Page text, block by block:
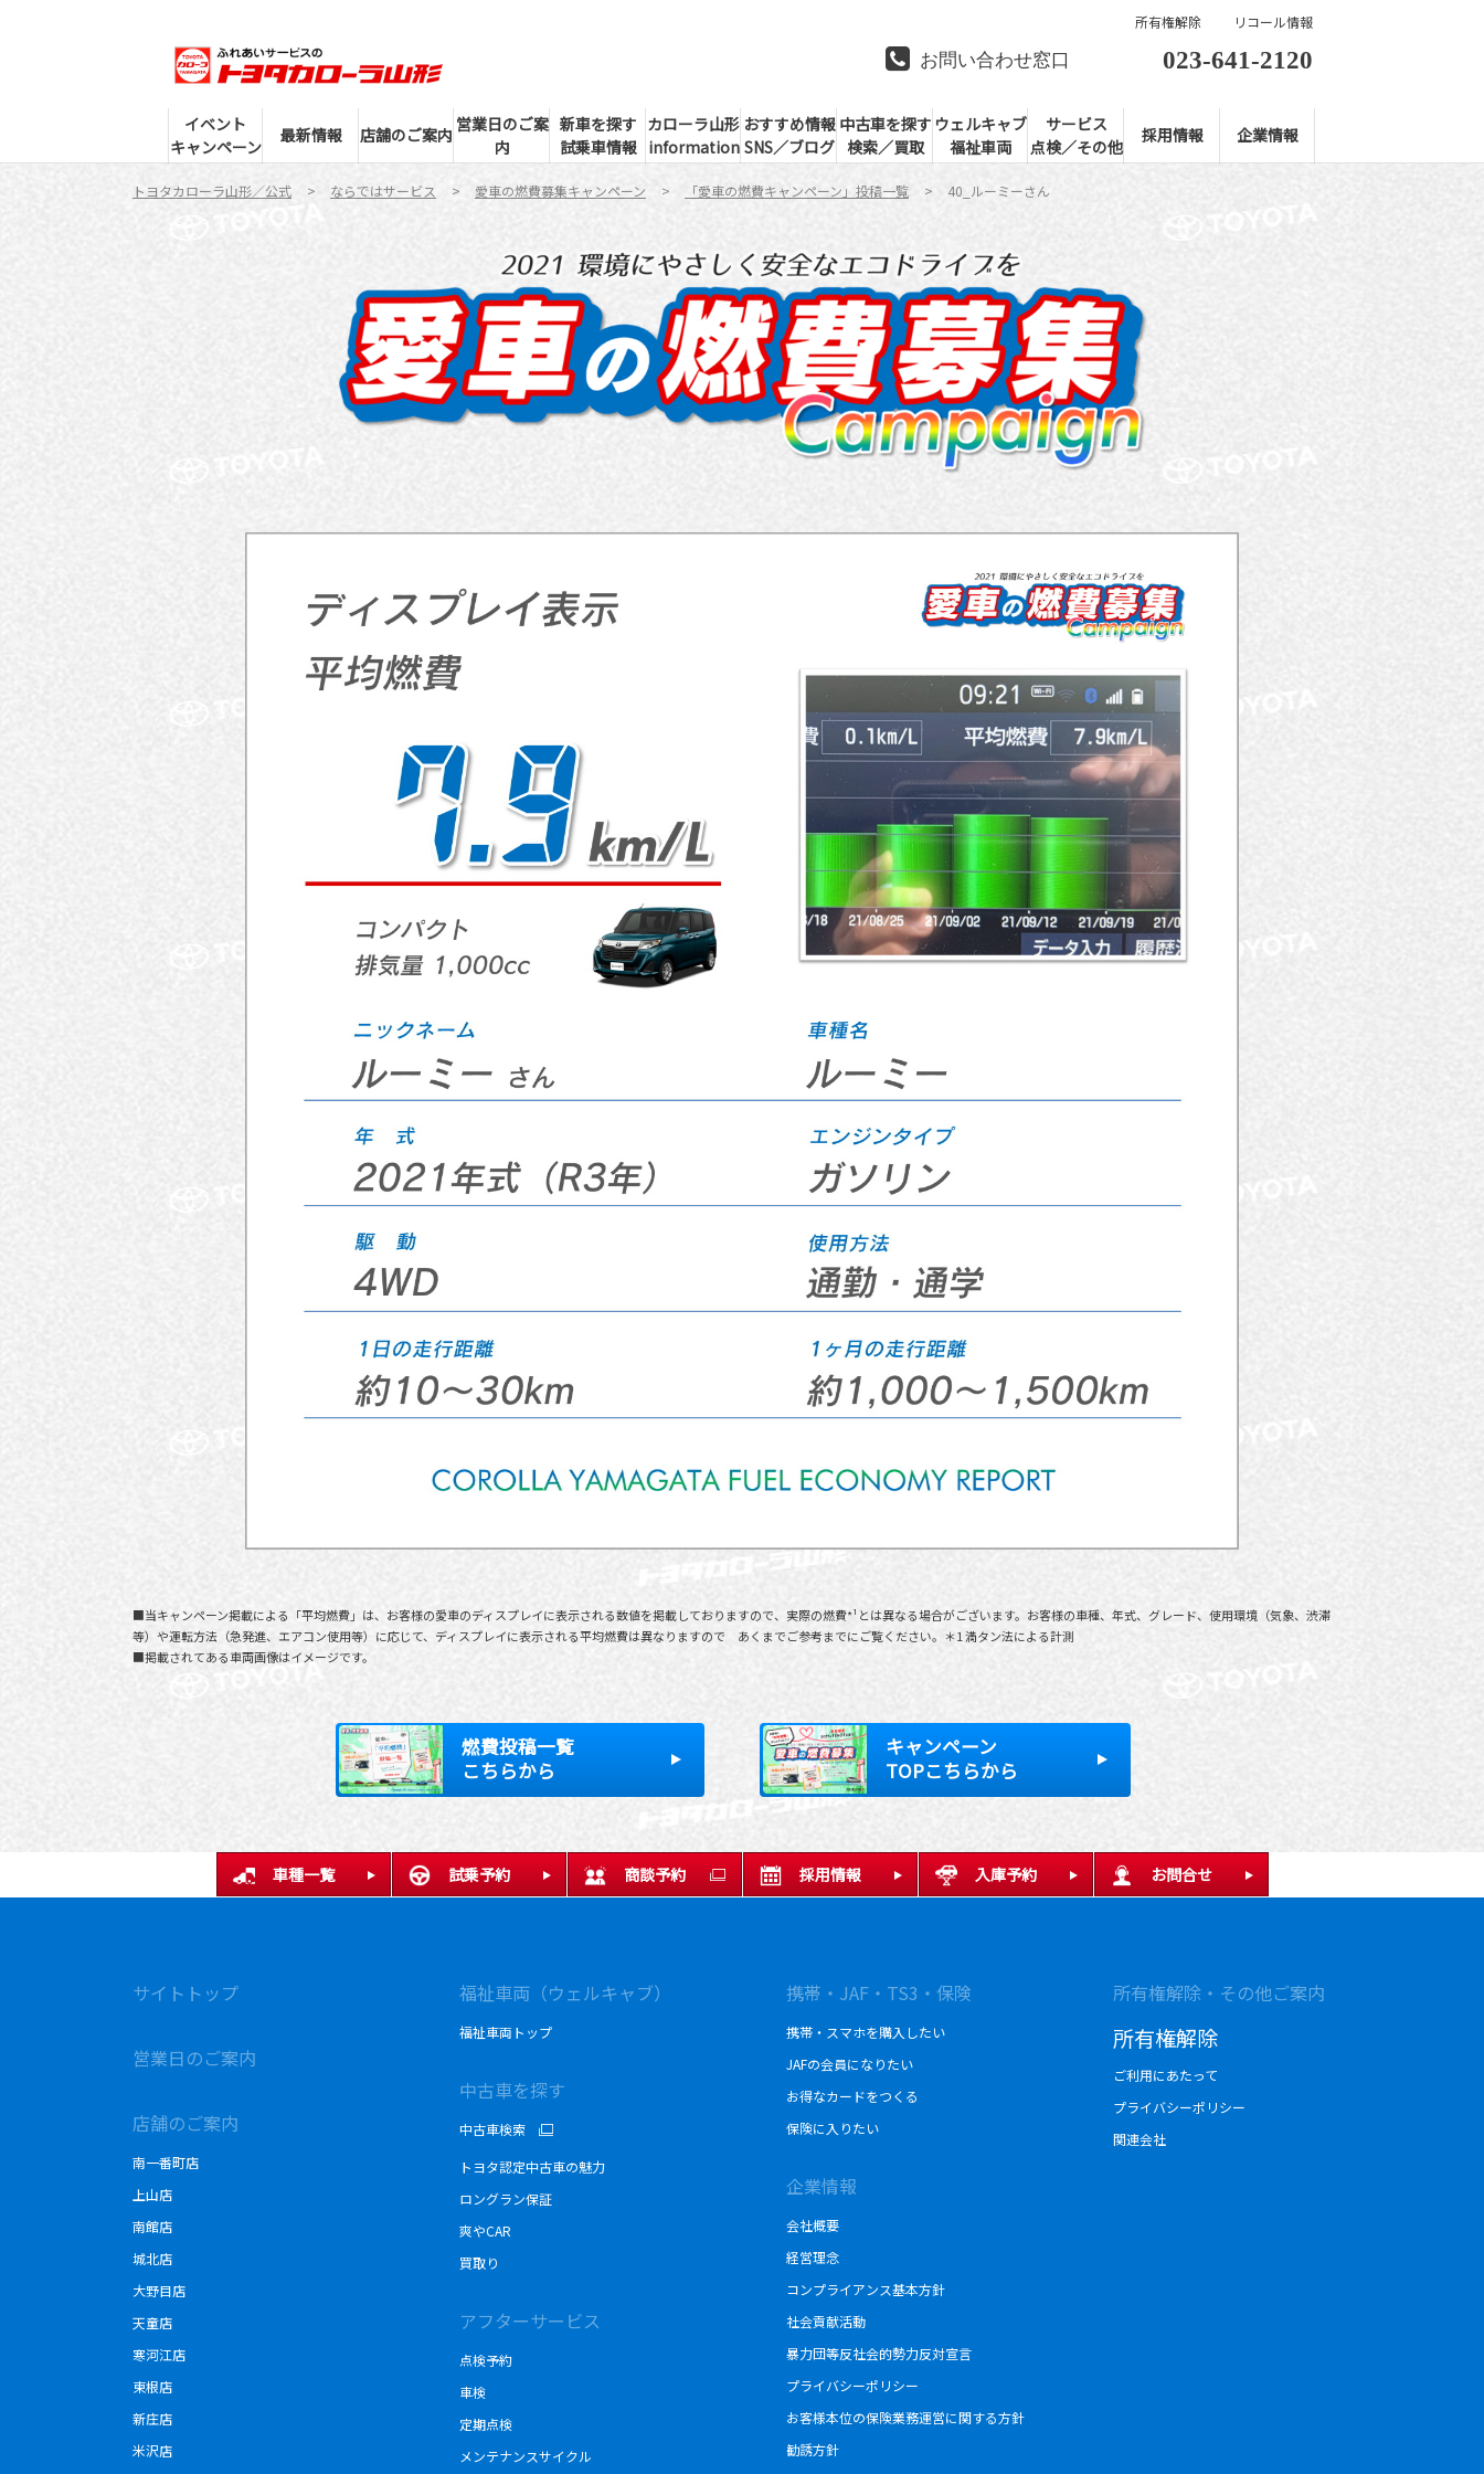
お問い合わせ窓口 023-641-2120
イベント
キャンペーン
最新情報 店舗のご案内 営業日のご案
内
新車を探す
試乗車情報
カローラ山形
information
おすすめ情報
SNS／ブログ
中古車を探す
検索／買取
ウェルキャブ
福祉車両
サービス
点検／その他
採用情報 企業情報
所有権解除 リコール情報
トヨタカローラ山形／公式 ならではサービス 愛車の燃費募集キャンペーン 「愛車の燃費キャンペーン」投稿一覧 40_ルーミーさん
■当キャンペーン掲載による「平均燃費」は、お客様の愛車のディスプレイに表示される数値を掲載しておりますので、実際の燃費*¹とは異なる場合がございます。お客様の車種、年式、グレード、使用環境（気象、渋滞
等）や運転方法（急発進、エアコン使用等）に応じて、ディスプレイに表示される平均燃費は異なりますので あくまでご参考までにご覧ください。＊1 満タン法による計測
■掲載されてある車両画像はイメージです。
燃費投稿一覧
こちらから
キャンペーン
TOPこちらから
車種一覧 試乗予約 商談予約 採用情報 入庫予約 お問合せ
サイトトップ
営業日のご案内
店舗のご案内
南一番町店
上山店
南館店
城北店
大野目店
天童店
寒河江店
東根店
新庄店
米沢店
福祉車両（ウェルキャブ）
福祉車両トップ
中古車を探す
中古車検索
トヨタ認定中古車の魅力
ロングラン保証
爽やCAR
買取り
アフターサービス
点検予約
車検
定期点検
メンテナンスサイクル
携帯・JAF・TS3・保険
携帯・スマホを購入したい
JAFの会員になりたい
お得なカードをつくる
保険に入りたい
企業情報
会社概要
経営理念
コンプライアンス基本方針
社会貢献活動
暴力団等反社会的勢力反対宣言
プライバシーポリシー
お客様本位の保険業務運営に関する方針
勧誘方針
所有権解除・その他ご案内
所有権解除
ご利用にあたって
プライバシーポリシー
関連会社